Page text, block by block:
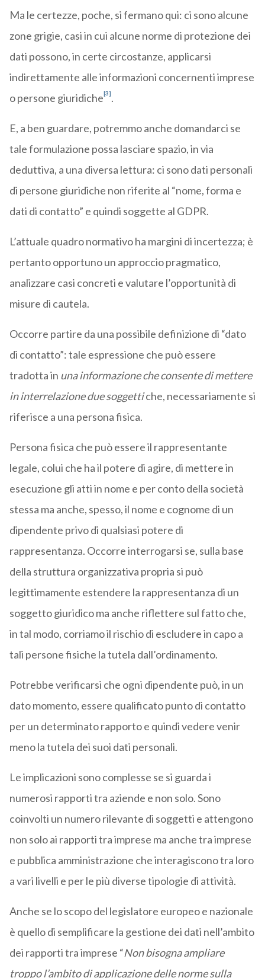
Ma le certezze, poche, si fermano qui: ci sono alcune
zone grigie, casi in cui alcune norme di protezione dei
dati possono, in certe circostanze, applicarsi
indirettamente alle informazioni concernenti imprese
o persone giuridiche[3].
E, a ben guardare, potremmo anche domandarci se
tale formulazione possa lasciare spazio, in via
deduttiva, a una diversa lettura: ci sono dati personali
di persone giuridiche non riferite al “nome, forma e
dati di contatto” e quindi soggette al GDPR.
L’attuale quadro normativo ha margini di incertezza; è
pertanto opportuno un approccio pragmatico,
analizzare casi concreti e valutare l’opportunità di
misure di cautela.
Occorre partire da una possibile definizione di “dato
di contatto”: tale espressione che può essere
tradotta in una informazione che consente di mettere
in interrelazione due soggettiche, necessariamente si
riferisce a una persona fisica.
Persona fisica che può essere il rappresentante
legale, colui che ha il potere di agire, di mettere in
esecuzione gli atti in nome e per conto della società
stessa ma anche, spesso, il nome e cognome di un
dipendente privo di qualsiasi potere di
rappresentanza. Occorre interrogarsi se, sulla base
della struttura organizzativa propria si può
legittimamente estendere la rappresentanza di un
soggetto giuridico ma anche riflettere sul fatto che,
in tal modo, corriamo il rischio di escludere in capo a
tali persone fisiche la tutela dall’ordinamento.
Potrebbe verificarsi che ogni dipendente può, in un
dato momento, essere qualificato punto di contatto
per un determinato rapporto e quindi vedere venir
meno la tutela dei suoi dati personali.
Le implicazioni sono complesse se si guarda i
numerosi rapporti tra aziende e non solo. Sono
coinvolti un numero rilevante di soggetti e attengono
non solo ai rapporti tra imprese ma anche tra imprese
e pubblica amministrazione che interagiscono tra loro
a vari livelli e per le più diverse tipologie di attività.
Anche se lo scopo del legislatore europeo e nazionale
è quello di semplificare la gestione dei dati nell’ambito
dei rapporti tra imprese “Non bisogna ampliare
troppo l’ambito di applicazione delle norme sulla